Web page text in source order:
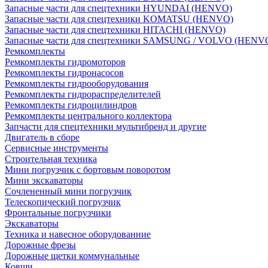
Запасные части для спецтехники HYUNDAI (HENVO)
Запасные части для спецтехники KOMATSU (HENVO)
Запасные части для спецтехники HITACHI (HENVO)
Запасные части для спецтехники SAMSUNG / VOLVO
Ремкомплекты
Ремкомплекты гидромоторов
Ремкомплекты гидронасосов
Ремкомплекты гидрооборудования
Ремкомплекты гидрораспределителей
Ремкомплекты гидроцилиндров
Ремкомплекты центрального коллектора
Запчасти для спецтехники мультибренд и другие
Двигатель в сборе
Сервисные инструменты
Строительная техника
Мини погрузчик с бортовым поворотом
Мини экскаваторы
Сочлененный мини погрузчик
Телескопический погрузчик
Фронтальные погрузчики
Экскаваторы
Техника и навесное оборудованние
Дорожные фрезы
Дорожные щетки коммунальные